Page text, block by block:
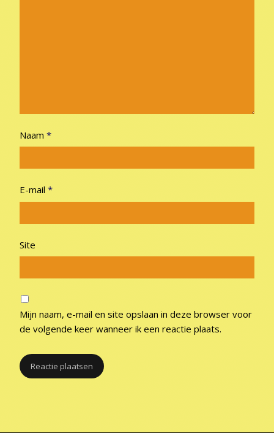
Naam *
E-mail *
Site
Mijn naam, e-mail en site opslaan in deze browser voor
de volgende keer wanneer ik een reactie plaats.